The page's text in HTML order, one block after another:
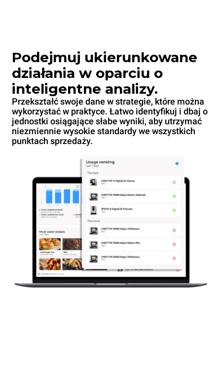
Podejmuj ukierunkowane
działania w oparciu o
inteligentne analizy.
Przekształć swoje dane w strategie, które można
wykorzystać w praktyce. Łatwo identyfikuj i dbaj o
jednostki osiągające słabe wyniki, aby utrzymać
niezmiennie wysokie standardy we wszystkich
punktach sprzedaży.